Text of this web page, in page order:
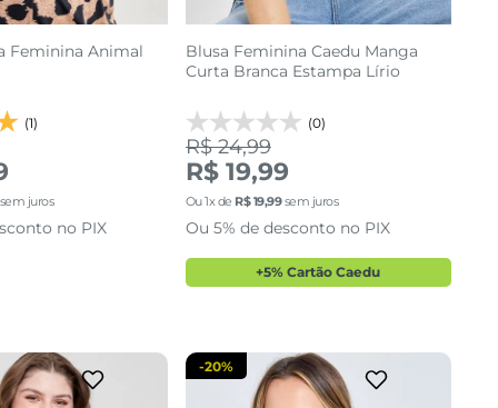
Feminina Animal
(1)
juros
no PIX
Blusa Feminina Caedu Manga
Curta Branca Estampa Lírio
(0)
R$ 24,99
R$ 19,99
Ou1x de R$19,99sem juros
Ou 5% de desconto no PIX
+5% Cartão Caedu
G2 G
adicionar a sacola
-20%